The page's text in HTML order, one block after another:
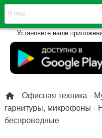
Установите наше
 Офисная техника
гарнитуры, микрофоны
беспроводные